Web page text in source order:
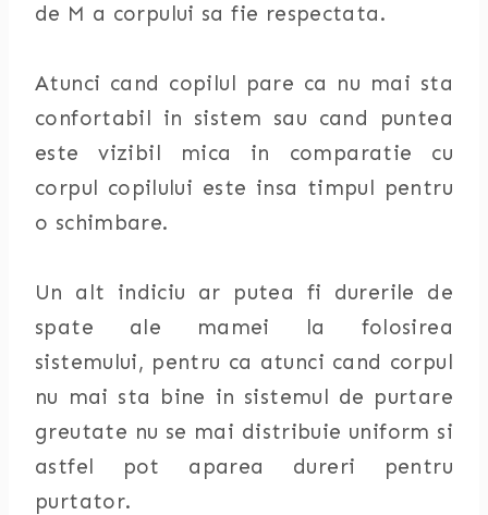
de M a corpului sa fie respectata.
Atunci cand copilul pare ca nu mai sta
confortabil in sistem sau cand puntea
este vizibil mica in comparatie cu
corpul copilului este insa timpul pentru
o schimbare.
Un alt indiciu ar putea fi durerile de
spate ale mamei la folosirea
sistemului, pentru ca atunci cand corpul
nu mai sta bine in sistemul de purtare
greutate nu se mai distribuie uniform si
astfel pot aparea dureri pentru
purtator.